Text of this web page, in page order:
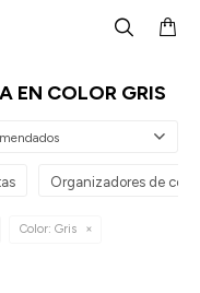
EN COLOR GRIS
Organizadores de
Color: Gris